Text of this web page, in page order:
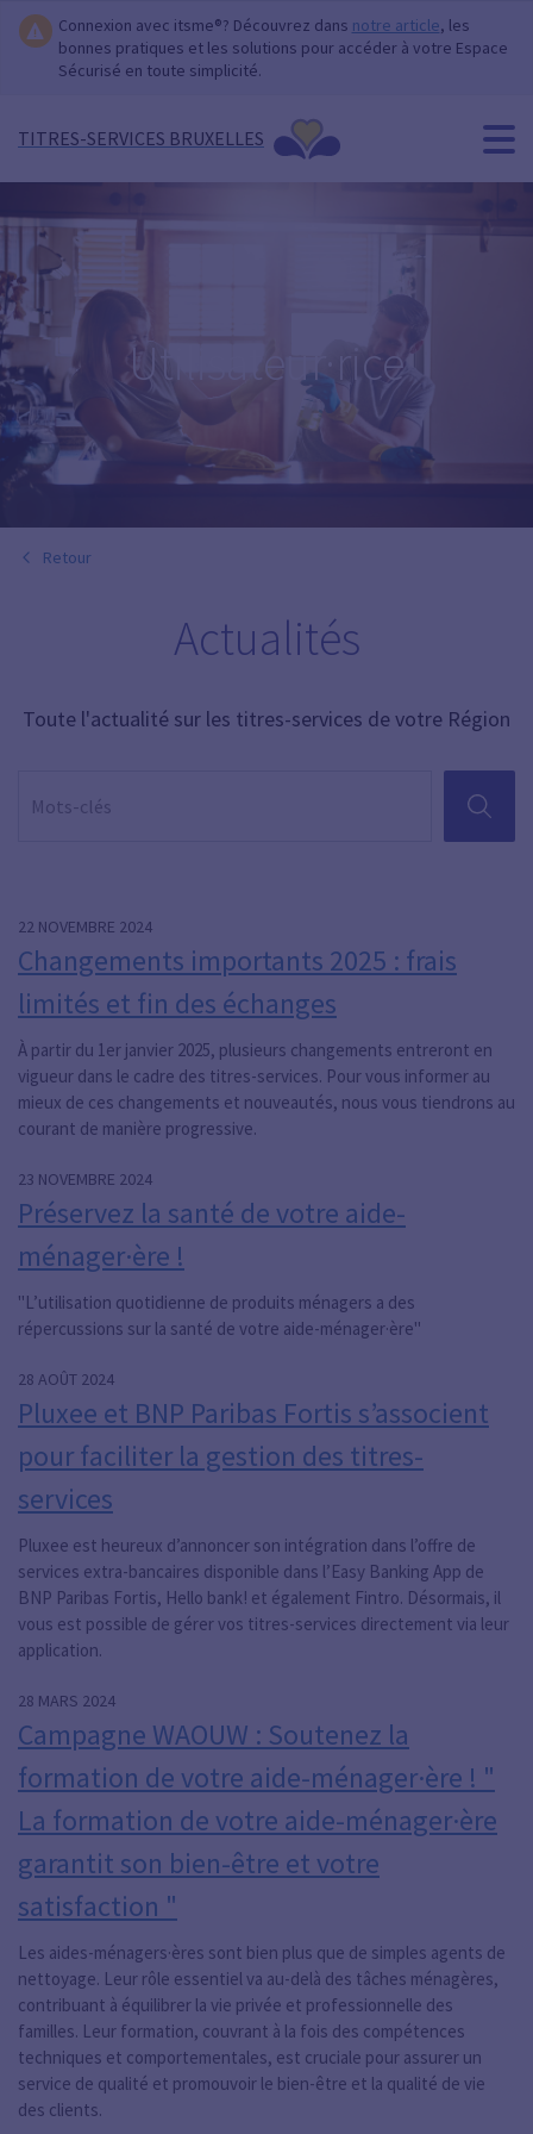
Connexion avec itsme®? Découvrez dans notre article, les
bonnes pratiques et les solutions pour accéder à votre Espace
Sécurisé en toute simplicité.
TITRES-SERVICES BRUXELLES
Utilisateur·rice
Retour
Actualités
Toute l'actualité sur les titres-services de votre Région
22 NOVEMBRE 2024
Changements importants 2025 : frais
limités et fin des échanges
À partir du 1er janvier 2025, plusieurs changements entreront en
vigueur dans le cadre des titres-services. Pour vous informer au
mieux de ces changements et nouveautés, nous vous tiendrons au
courant de manière progressive.
23 NOVEMBRE 2024
Préservez la santé de votre aide-
ménager·ère !
"L’utilisation quotidienne de produits ménagers a des
répercussions sur la santé de votre aide-ménager·ère"
28 AOÛT 2024
Pluxee et BNP Paribas Fortis s’associent
pour faciliter la gestion des titres-
services
Pluxee est heureux d’annoncer son intégration dans l’offre de
services extra-bancaires disponible dans l’Easy Banking App de
BNP Paribas Fortis, Hello bank! et également Fintro. Désormais, il
vous est possible de gérer vos titres-services directement via leur
application.
28 MARS 2024
Campagne WAOUW : Soutenez la
formation de votre aide-ménager·ère ! "
La formation de votre aide-ménager·ère
garantit son bien-être et votre
satisfaction "
Les aides-ménagers·ères sont bien plus que de simples agents de
nettoyage. Leur rôle essentiel va au-delà des tâches ménagères,
contribuant à équilibrer la vie privée et professionnelle des
familles. Leur formation, couvrant à la fois des compétences
techniques et comportementales, est cruciale pour assurer un
service de qualité et promouvoir le bien-être et la qualité de vie
des clients.
Page
Page 1
Page 3